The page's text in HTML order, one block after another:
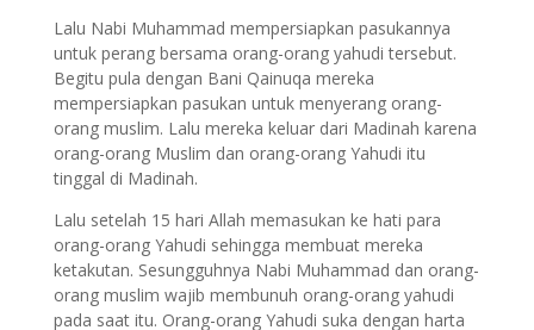
Lalu Nabi Muhammad mempersiapkan pasukannya
untuk perang bersama orang-orang yahudi tersebut.
Begitu pula dengan Bani Qainuqa mereka
mempersiapkan pasukan untuk menyerang orang-
orang muslim. Lalu mereka keluar dari Madinah karena
orang-orang Muslim dan orang-orang Yahudi itu
tinggal di Madinah.
Lalu setelah 15 hari Allah memasukan ke hati para
orang-orang Yahudi sehingga membuat mereka
ketakutan. Sesungguhnya Nabi Muhammad dan orang-
orang muslim wajib membunuh orang-orang yahudi
pada saat itu. Orang-orang Yahudi suka dengan harta